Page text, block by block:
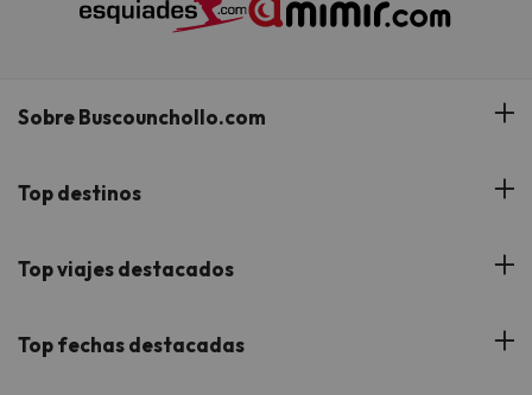
Sobre Buscounchollo.com
¿Quiénes somos?
Buscounchollo en los medios
Top destinos
Hoteles Andalucía
Hoteles Cataluña
Top viajes destacados
Viajes con Niños
Top fechas destacadas